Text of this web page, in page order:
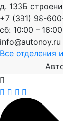
д. 133Б
+7 (391) 98-
сб: 10:00 – 16:00
info@autonoy.ru
Все отделения